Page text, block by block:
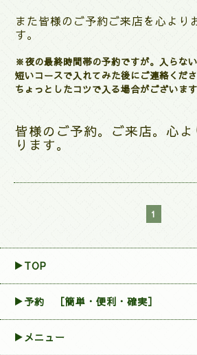
また皆様のご予約ご来店を心より
す。
※夜の最終時間帯の予約ですが。入らない
短いコースで入れてみた後にご連絡くださ
ちょっとしたコツで入る場合がございます
皆様のご予約。ご来店。心
ります。
1
▶TOP
▶︎予約 ［簡単・便利・確実］
▶メニュー